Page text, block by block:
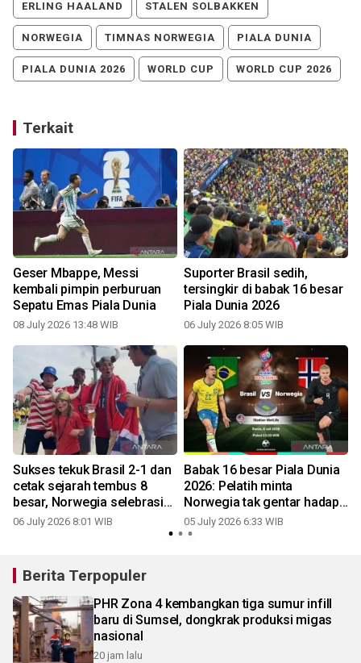
ERLING HAALAND STALEN SOLBAKKEN
NORWEGIA TIMNAS NORWEGIA PIALA DUNIA
PIALA DUNIA 2026 WORLD CUP WORLD CUP 2026
Terkait
Geser Mbappe, Messi
kembali pimpin perburuan
Sepatu Emas Piala Dunia
08 July 2026 13:48 WIB
Suporter Brasil sedih,
tersingkir di babak 16 besar
Piala Dunia 2026
06 July 2026 8:05 WIB
Sukses tekuk Brasil 2-1 dan
cetak sejarah tembus 8
besar, Norwegia selebrasi
viking row
06 July 2026 8:01 WIB
Babak 16 besar Piala Dunia
2026: Pelatih minta
Norwegia tak gentar hadapi
nama besar Brasil
05 July 2026 6:33 WIB
Berita Terpopuler
PHR Zona 4 kembangkan tiga sumur infill
baru di Sumsel, dongkrak produksi migas
nasional
20 jam lalu